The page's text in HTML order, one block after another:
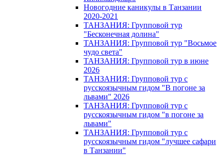
Новогодние каникулы в Танзании
2020-2021
ТАНЗАНИЯ: Групповой тур
"Бесконечная долина"
ТАНЗАНИЯ: Групповой тур "Восьмое
чудо света"
ТАНЗАНИЯ: Групповой тур в июне
2026
ТАНЗАНИЯ: Групповой тур с
русскоязычным гидом "В погоне за
львами" 2026
ТАНЗАНИЯ: Групповой тур с
русскоязычным гидом "в погоне за
львами"
ТАНЗАНИЯ: Групповой тур с
русскоязычным гидом "лучшее сафари
в Танзании"